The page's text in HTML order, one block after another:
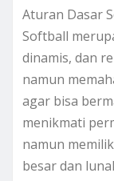
Aturan Dasar
Softball
dinamis, dan
namun
agar bisa
menikmati
namun
besar dan